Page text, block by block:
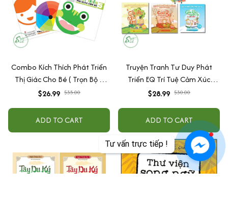
Tư vấn trực tiếp !
Combo Kích Thích Phát Triển
Thị Giác Cho Bé ( Trọn Bộ 6
Cuốn )
$26.99 $35.00
ADD TO CART
Truyện Tranh Tư Duy Phát
Triển EQ Trí Tuệ Cảm Xúc
Dành Cho Bé Từ 3 - 9 Tuổi -
6 Cuốn).
$28.99 $30.00
ADD TO CART